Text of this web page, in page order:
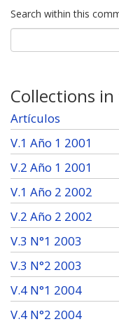
Search within this
Collections
Artículos
V.1 Año 1 2001
V.2 Año 1 2001
V.1 Año 2 2002
V.2 Año 2 2002
V.3 N°1 2003
V.3 N°2 2003
V.4 N°1 2004
V.4 N°2 2004